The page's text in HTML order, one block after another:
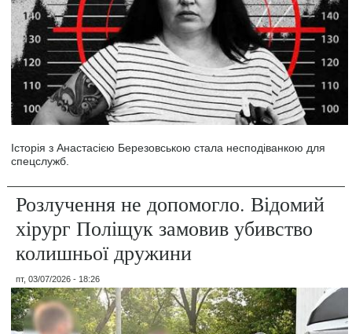
Історія з Анастасією Березовською стала несподіванкою для
спецслужб.
Розлучення не допомогло. Відомий
хірург Поліщук замовив убивство
колишньої дружини
пт, 03/07/2026 - 18:26